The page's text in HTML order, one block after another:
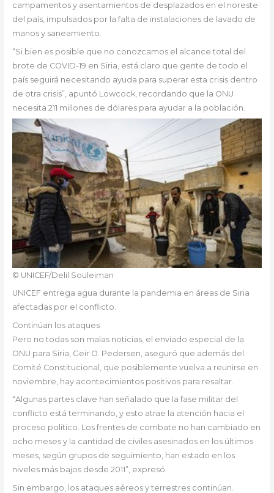
campamentos y asentamientos de desplazados en el noreste
del país, impulsados por la falta de instalaciones de lavado de
manos y saneamiento.
“Si bien es posible que no conozcamos el alcance total del
brote de COVID-19 en Siria, está claro que gente de todo el
país seguirá necesitando ayuda para superar esta crisis dentro
de otra crisis”, apuntó Lowcock, recordando que la ONU
necesita 211 millones de dólares para ayudar a la población.
© UNICEF/Delil Souleiman
UNICEF entrega agua durante la pandemia en áreas de Siria
afectadas por el conflicto.
Continúan los ataques
Pero no todas son malas noticias, el enviado especial de la
ONU para Siria, Geir O. Pedersen, aseguró que además del
Comité Constitucional, que posiblemente vuelva a reunirse en
noviembre, hay acontecimientos positivos para resaltar.
“Algunas partes clave han señalado que la fase militar del
conflicto está terminando, y esto atrae la atención hacia el
proceso político. Los frentes de combate no han cambiado en
ocho meses y la cantidad de civiles asesinados en los últimos
meses, según grupos de seguimiento, han estado en los
niveles más bajos desde 2011”, expresó.
Sin embargo, los ataques aéreos y terrestres continúan.